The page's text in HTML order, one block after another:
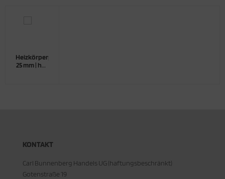
Heizkörperpinsel
25 mm | hell
KONTAKT
Carl Bunnenberg Handels UG (haftungsbeschränkt)
Gotenstraße 19